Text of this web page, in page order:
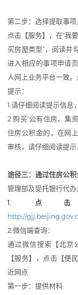
第二步：选择提取事
点击【服务】，在“我
买房屋类型”，阅读并
进入相应的事项申请
人网上业务平台一致
提示：
1.请仔细阅读提示信息
2.购买“公有住房、集
住房公积金的，在网
审核，请仔细阅读提示
途径三：通过住房公
管理部及受托银行代办
1. 点
http://
2.微信端查询：
通过微信搜索【北京
【服务】，点击【便
近网点
第一步：提供材料